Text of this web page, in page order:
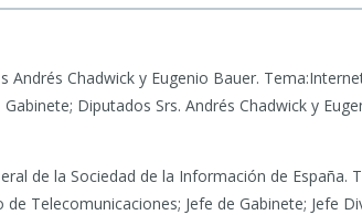
Andrés Chadwick y Eugenio Bauer.
Diputados Srs. Andrés Chadwick y
de la Sociedad de la Información de España.
Telecomunicaciones; Jefe de Gabinete; Jefe